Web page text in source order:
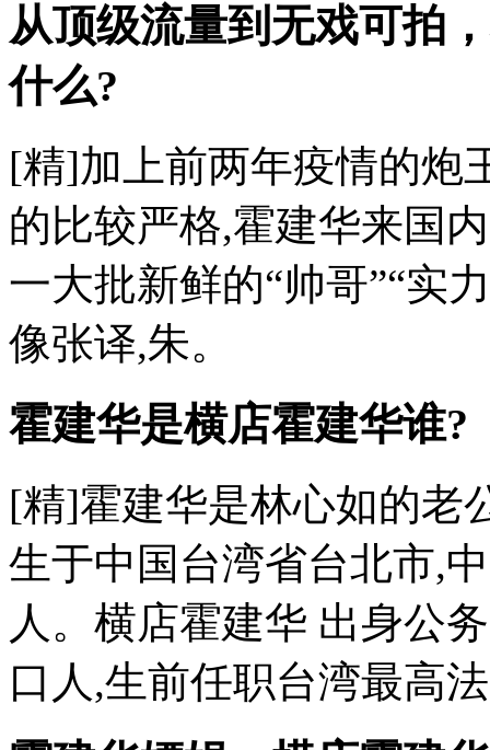
从顶级流量到无戏可拍
什么?
[精]加上前两年疫情的炮
的比较严格,霍建华来国
一大批新鲜的“帅哥”“实
像张译,朱。
霍建华是横店霍建华谁?
[精]霍建华是林心如的老
生于中国台湾省台北市,
人。横店霍建华 出身公
口人,生前任职台湾最高